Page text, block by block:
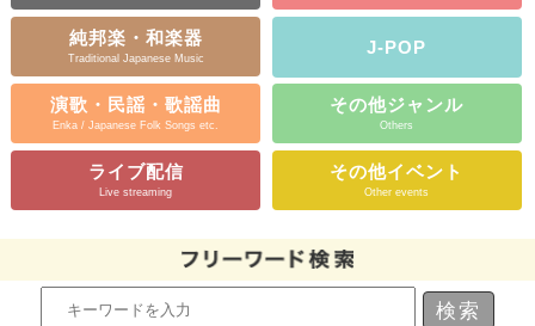
純邦楽・和楽器
Traditional Japanese Music
J-POP
演歌・民謡・歌謡曲
Enka / Japanese Folk Songs etc.
その他ジャンル
Others
ライブ配信
Live streaming
その他イベント
Other events